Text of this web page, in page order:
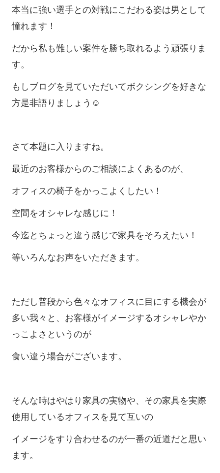
本当に強い選手との対戦にこだわる姿は男として
憧れます！
だから私も難しい案件を勝ち取れるよう頑張りま
す。
もしブログを見ていただいてボクシングを好きな
方是非語りましょう☺
さて本題に入りますね。
最近のお客様からのご相談によくあるのが、
オフィスの椅子をかっこよくしたい！
空間をオシャレな感じに！
今迄とちょっと違う感じで家具をそろえたい！
等いろんなお声をいただきます。
ただし普段から色々なオフィスに目にする機会が
多い我々と、お客様がイメージするオシャレやか
っこよさというのが
食い違う場合がございます。
そんな時はやはり家具の実物や、その家具を実際
使用しているオフィスを見て互いの
イメージをすり合わせるのが一番の近道だと思い
ます。